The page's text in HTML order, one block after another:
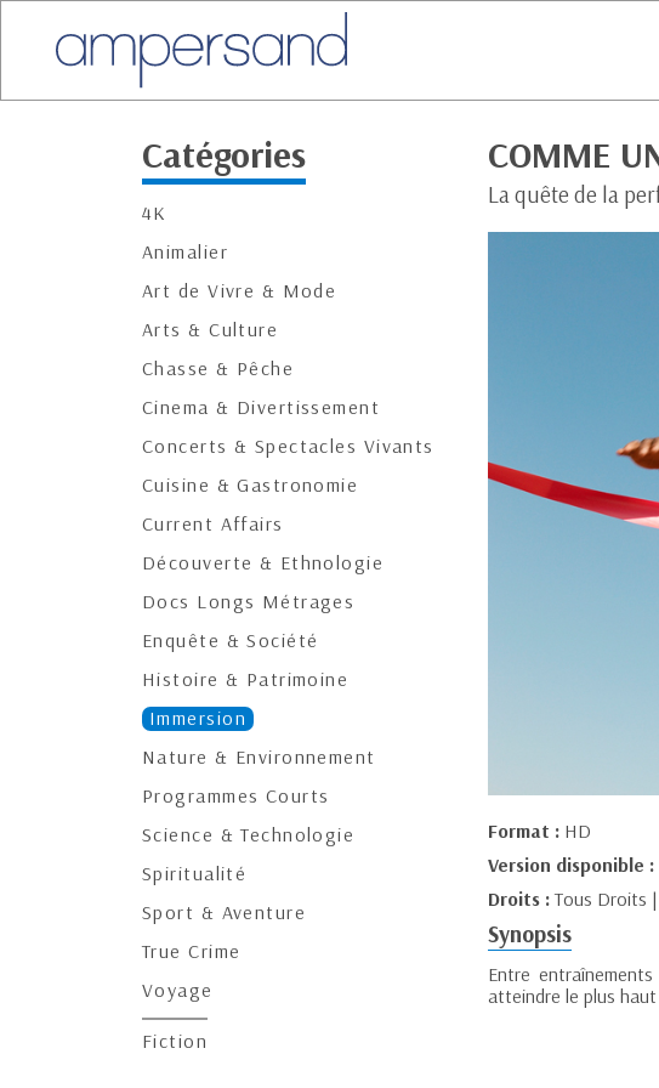
Catégories
4K
Animalier
Art de Vivre & Mode
Arts & Culture
Chasse & Pêche
Cinema & Divertissement
Concerts & Spectacles Vivants
Cuisine & Gastronomie
Current Affairs
Découverte & Ethnologie
Docs Longs Métrages
Enquête & Société
Histoire & Patrimoine
Immersion
Nature & Environnement
Programmes Courts
Science & Technologie
Spiritualité
Sport & Aventure
True Crime
Voyage
Fiction
COMME
La quête de la
Format : HD
Version disponible :
Droits :Tous Droits
Synopsis
Entre
atteindre le plus